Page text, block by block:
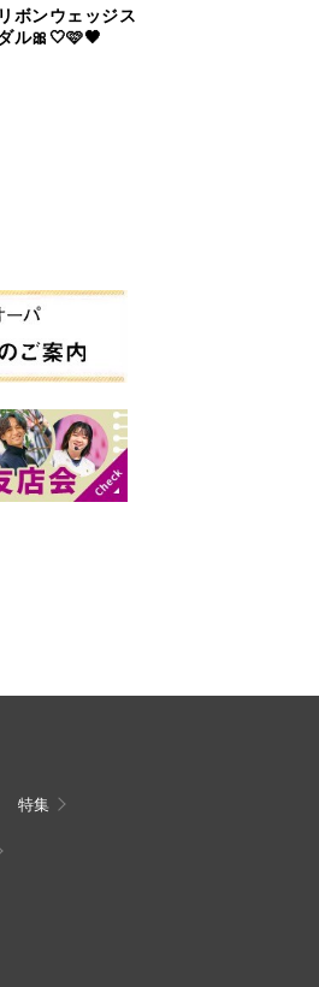
ボンウェッジス
ル🎀🤍🩷🖤
特集